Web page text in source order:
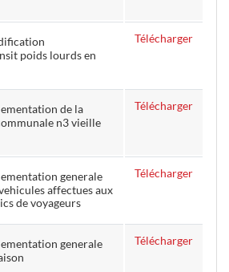
poids lourds en
Télécharger
de la
n3 vieille
Télécharger
generale
affectues aux
de voyageurs
Télécharger
generale
Télécharger